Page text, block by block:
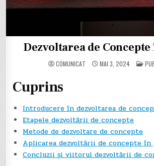
Dezvoltarea de
COMUNICAT MAI 3, 2024
IN
Cuprins
Introducere în dezvoltarea de
Etapele dezvoltării de concepte
Metode de dezvoltare de concepte
Aplicarea dezvoltării de concepte
Concluzii și viitorul dezvoltării de